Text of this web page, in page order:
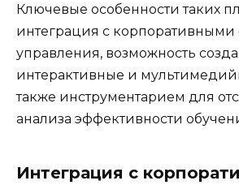
Ключевые особенности таких
интеграция с корпоративными
управления, возможность
интерактивные и
также инструментарием для
анализа эффективности
Интеграция с